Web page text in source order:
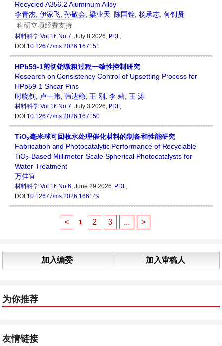
Recycled A356.2 Aluminum Alloy
李青杰 伊家飞 孙敬会 梁业天 陈国铨 杨承志 何钊贤
科研立项经费支持
材料科学 Vol.16 No.7, July 8 2026, PDF,
DOI:10.12677/ms.2026.167151
HPb59-1剪切销镦粗过程一致性控制研究
Research on Consistency Control of Upsetting Process for
HPb59-1 Shear Pins
时晓钊
卢一玮 韩达稳 王 刚 李 莉 王 涛
材料科学 Vol.16 No.7, July 3 2026, PDF,
DOI:10.12677/ms.2026.167150
TiO2毫米球可回收水处理催化材料的制备和性能研究
Fabrication and Photocatalytic Performance of Recyclable
TiO2-Based Millimeter-Scale Spherical Photocatalysts for
Water Treatment
万佳宜
材料科学 Vol.16 No.6, June 29 2026, PDF,
DOI:10.12677/ms.2026.166149
< 1 2 3 ... >
加入编委 加入审稿人
为你推荐
友情链接